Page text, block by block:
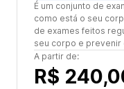
É um conjunto de
como está o seu
de exames feitos
seu corpo e prevenir
A partir de:
R$